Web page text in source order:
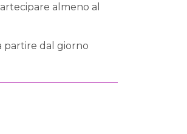
almeno al
partire dal giorno